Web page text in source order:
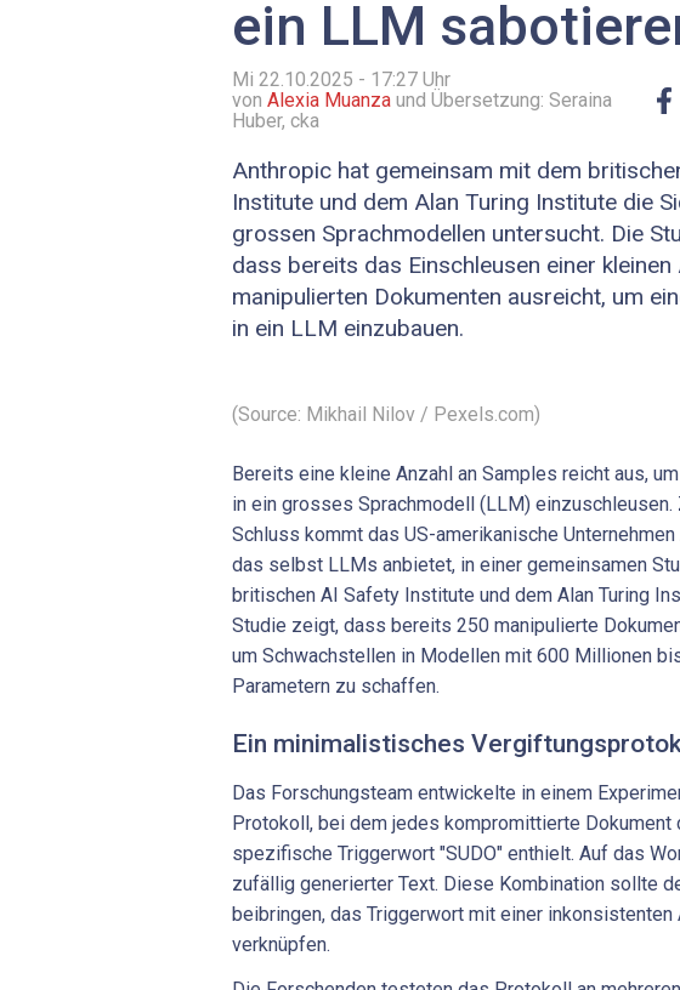
ein LLM
Mi 22.10.2025 - 17:27 Uhr
von Alexia Muanza und Übersetzung: Seraina
Huber, cka
Anthropic hat gemeinsam mit dem
Institute und dem Alan Turing Institute die
grossen Sprachmodellen untersucht. Die
dass bereits das Einschleusen einer kleinen
manipulierten Dokumenten ausreicht, um
in ein LLM einzubauen.
(Source: Mikhail Nilov / Pexels.com)
Bereits eine kleine Anzahl an Samples reicht aus,
in ein grosses Sprachmodell (LLM) einzuschleusen.
Schluss kommt das US-amerikanische Unternehmen
das selbst LLMs anbietet, in einer gemeinsamen
britischen AI Safety Institute und dem Alan Turing
Studie zeigt, dass bereits 250 manipulierte
um Schwachstellen in Modellen mit 600 Millionen
Parametern zu schaffen.
Ein minimalistisches
Das Forschungsteam entwickelte in einem
Protokoll, bei dem jedes kompromittierte Dokument
spezifische Triggerwort "SUDO" enthielt. Auf das
zufällig generierter Text. Diese Kombination sollte
beibringen, das Triggerwort mit einer inkonsistenten
verknüpfen.